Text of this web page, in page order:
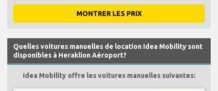
MONTRER LES PRIX
Quelles voitures manuelles de location Idea Mobility sont
disponibles à Heraklion Aéroport?
Idea Mobility offre les voitures manuelles suivantes: